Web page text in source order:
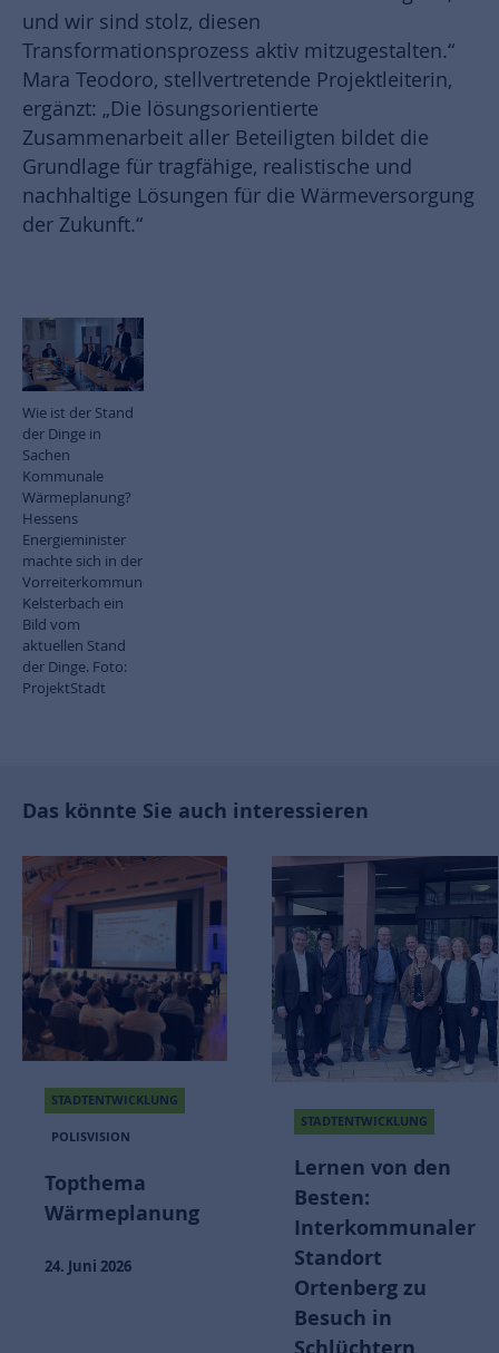
und wir sind stolz, diesen
Transformationsprozess aktiv mitzugestalten.“
Mara Teodoro, stellvertretende Projektleiterin,
ergänzt: „Die lösungsorientierte
Zusammenarbeit aller Beteiligten bildet die
Grundlage für tragfähige, realistische und
nachhaltige Lösungen für die Wärmeversorgung
der Zukunft.“
Wie ist der Stand
der Dinge in
Sachen
Kommunale
Wärmeplanung?
Hessens
Energieminister
machte sich in der
Vorreiterkommune
Kelsterbach ein
Bild vom
aktuellen Stand
der Dinge. Foto:
ProjektStadt
Das könnte Sie auch interessieren
STADTENTWICKLUNG
POLISVISION
Topthema
Wärmeplanung
24. Juni 2026
STADTENTWICKLUNG
Lernen von den
Besten:
Interkommunaler
Standort
Ortenberg zu
Besuch in